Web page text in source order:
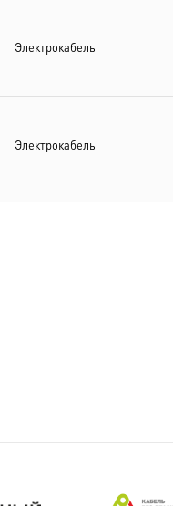
Электрокабель
Электрокабель